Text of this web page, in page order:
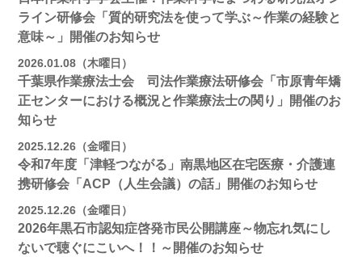
ライン研修会「質的研究法を使って学ぶ～作業の経験と
意味～」開催のお知らせ
2026.01.08（木曜日）
千葉県作業療法士会 司法作業療法研修会「市原青年矯
正センターにおける概況と作業療法士の関り」開催のお
知らせ
2025.12.26（金曜日）
令和7年度「津軽つながる」南黒地区在宅医療・介護連
携研修会「ACP（人生会議）の話」開催のお知らせ
2025.12.26（金曜日）
2026年黒石市認知症啓発市民公開講座～物忘れ気にし
ないで聴ぐにこいへ！！～開催のお知らせ